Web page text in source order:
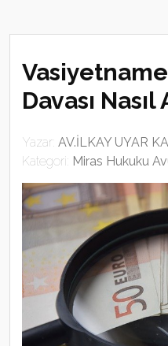
Davası Nasıl
Yazar: AV.İLKAY UYAR
Kategori: Miras Hukuku